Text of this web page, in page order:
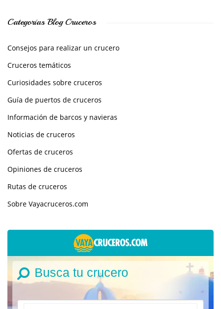
Categorías Blog Cruceros
Consejos para realizar un crucero
Cruceros temáticos
Curiosidades sobre cruceros
Guía de puertos de cruceros
Información de barcos y navieras
Noticias de cruceros
Ofertas de cruceros
Opiniones de cruceros
Rutas de cruceros
Sobre Vayacruceros.com
Busca tu crucero